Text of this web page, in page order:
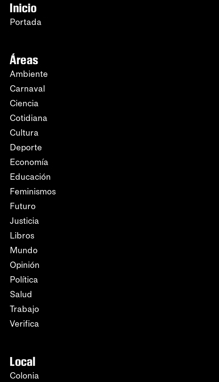
Inicio
Portada
Áreas
Ambiente
Carnaval
Ciencia
Cotidiana
Cultura
Deporte
Economía
Educación
Feminismos
Futuro
Justicia
Libros
Mundo
Opinión
Política
Salud
Trabajo
Verifica
Local
Colonia